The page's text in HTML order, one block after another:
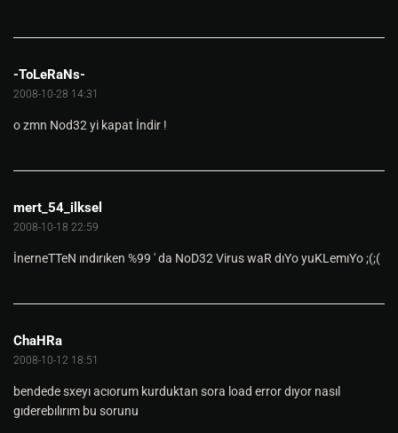
-ToLeRaNs-
2008-10-28 14:31
o zmn Nod32 yi kapat İndir !
mert_54_ilksel
2008-10-18 22:59
İnerneTTeN ındırıken %99 ' da NoD32 Virus waR dıYo yuKLemıYo ;(;(
ChaHRa
2008-10-12 18:51
bendede sxeyı acıorum kurduktan sora load error dıyor nasıl
gıderebılırım bu sorunu